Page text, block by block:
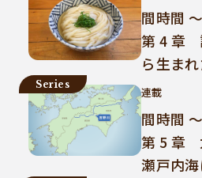
間時間
第 4 章
ら生まれ
Series
連載
間時間
第 5 章
瀬戸内